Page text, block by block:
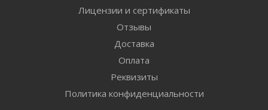
Лицензии и сертификаты
Отзывы
Доставка
Оплата
Реквизиты
Политика конфиденциальности